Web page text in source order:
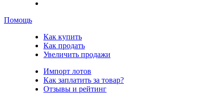
Помощь
Как купить
Как продать
Увеличить продажи
Импорт лотов
Как заплатить за товар?
Отзывы и рейтинг